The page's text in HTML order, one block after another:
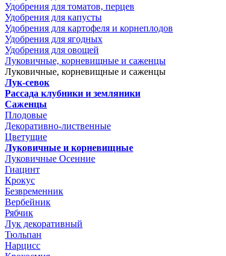
Удобрения для томатов, перцев
Удобрения для капусты
Удобрения для картофеля и корнеплодов
Удобрения для ягодных
Удобрения для овощей
Луковичные, корневищные и саженцы
Луковичные, корневищные и саженцы
Лук-севок
Рассада клубники и земляники
Саженцы
Плодовые
Декоративно-лиственные
Цветущие
Луковичные и корневищные
Луковичные Осенние
Гиацинт
Крокус
Безвременник
Вербейник
Рябчик
Лук декоративный
Тюльпан
Нарцисс